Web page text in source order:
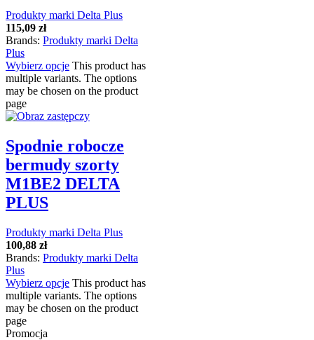
Produkty marki Delta Plus
115,09 zł
Brands: Produkty marki Delta
Plus
Wybierz opcje This product has
multiple variants. The options
may be chosen on the product
page
Spodnie robocze
bermudy szorty
M1BE2 DELTA
PLUS
Produkty marki Delta Plus
100,88 zł
Brands: Produkty marki Delta
Plus
Wybierz opcje This product has
multiple variants. The options
may be chosen on the product
page
Promocja